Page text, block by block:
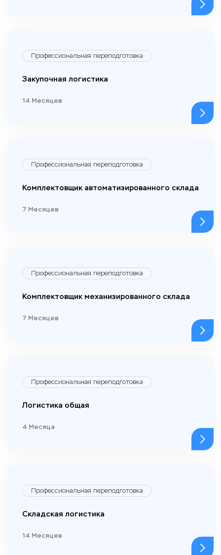
Профессиональная переподготовка
Закупочная логистика
14 Месяцев
Профессиональная переподготовка
Комплектовщик автоматизированного склада
7 Месяцев
Профессиональная переподготовка
Комплектовщик механизированного склада
7 Месяцев
Профессиональная переподготовка
Логистика общая
4 Месяца
Профессиональная переподготовка
Складская логистика
14 Месяцев